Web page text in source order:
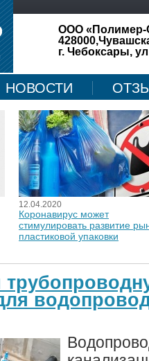
ООО «Полимер-
г. Чебоксары,
НОВОСТИ
12.04.2020
Коронавирус может
стимулировать развитие
пластиковой упаковки